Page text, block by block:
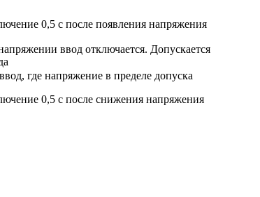
0,5 с после появления напряжения
ввод отключается. Допускается
где напряжение в пределе допуска
0,5 с после снижения напряжения